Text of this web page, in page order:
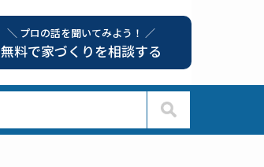
＼ プロの話を聞いてみよう！ ／
無料で家づくりを相談する